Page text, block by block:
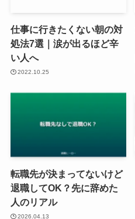
仕事に行きたくない朝の対
処法7選｜涙が出るほど辛
い人へ
2022.10.25
転職先が決まってないけど
退職してOK？先に辞めた
人のリアル
2026.04.13